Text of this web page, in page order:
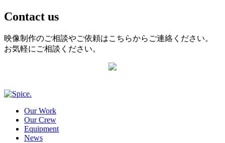
Contact us
映像制作のご相談やご依頼はこちらからご連絡ください。
お気軽にご相談ください。
Our Work
Our Crew
Equipment
News